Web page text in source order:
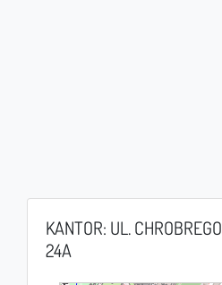
KANTOR: UL. CHROBREGO
24A